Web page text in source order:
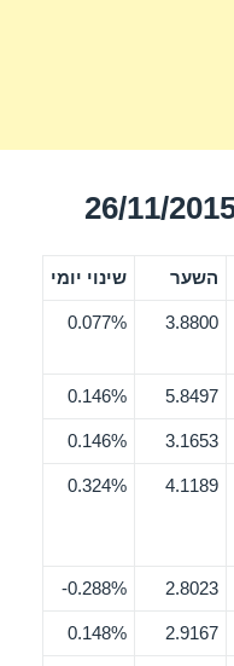
השער שינוי יומי
3.8800
0.077%
5.8497
0.146%
3.1653
0.146%
4.1189
0.324%
2.8023
0.288%-
2.9167
0.148%